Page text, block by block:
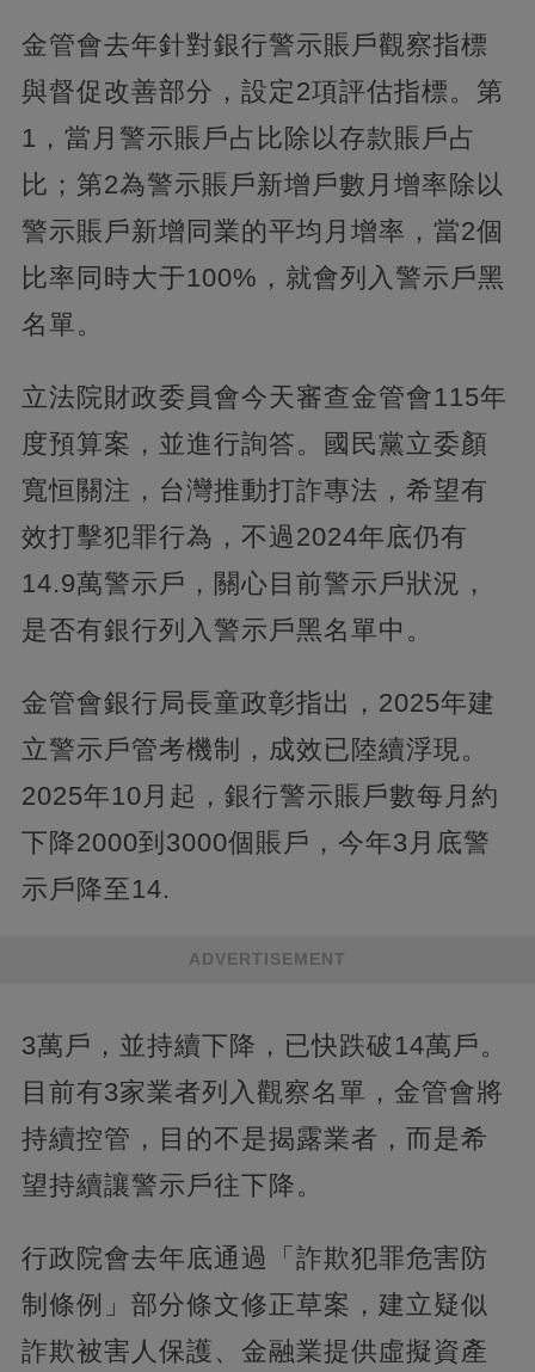
金管會去年針對銀行警示賬戶觀察指標
與督促改善部分，設定2項評估指標。第
1，當月警示賬戶占比除以存款賬戶占
比；第2為警示賬戶新增戶數月增率除以
警示賬戶新增同業的平均月增率，當2個
比率同時大于100%，就會列入警示戶黑
名單。
立法院財政委員會今天審查金管會115年
度預算案，並進行詢答。國民黨立委顏
寬恒關注，台灣推動打詐專法，希望有
效打擊犯罪行為，不過2024年底仍有
14.9萬警示戶，關心目前警示戶狀況，
是否有銀行列入警示戶黑名單中。
金管會銀行局長童政彰指出，2025年建
立警示戶管考機制，成效已陸續浮現。
2025年10月起，銀行警示賬戶數每月約
下降2000到3000個賬戶，今年3月底警
示戶降至14.
ADVERTISEMENT
3萬戶，並持續下降，已快跌破14萬戶。
目前有3家業者列入觀察名單，金管會將
持續控管，目的不是揭露業者，而是希
望持續讓警示戶往下降。
行政院會去年底通過「詐欺犯罪危害防
制條例」部分條文修正草案，建立疑似
詐欺被害人保護、金融業提供虛擬資產